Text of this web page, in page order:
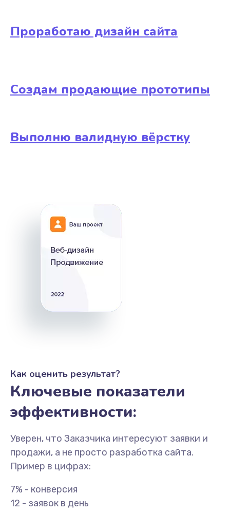
Проработаю дизайн сайта
Создам продающие прототипы
Выполню валидную вёрстку
Как оценить результат?
Ключевые показатели
эффективности:
Уверен, что Заказчика интересуют заявки и
продажи, а не просто разработка сайта.
Пример в цифрах:
7% - конверсия
12 - заявок в день